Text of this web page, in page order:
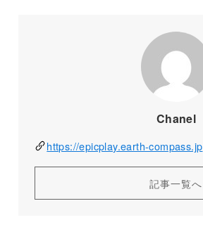
Chanel
https://epicplay.earth-compass.jp
記事一覧へ